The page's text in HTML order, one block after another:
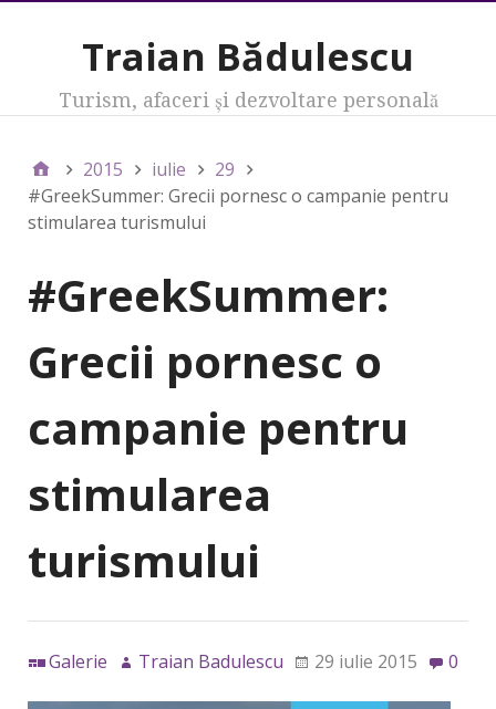
Traian Bădulescu
Turism, afaceri şi dezvoltare personală
2015 iulie
29
#GreekSummer: Grecii pornesc o campanie pentru
stimularea turismului
#GreekSummer:
Grecii pornesc o
campanie pentru
stimularea
turismului
Galerie Traian Badulescu 29 iulie 2015 0